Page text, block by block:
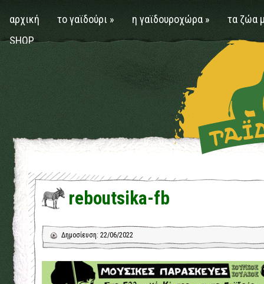
αρχική το γαϊδούρι » η γαϊδουροχώρα »
τα ζώα
SHOP
reboutsika-fb
Δημοσίευση: 22/06/2022